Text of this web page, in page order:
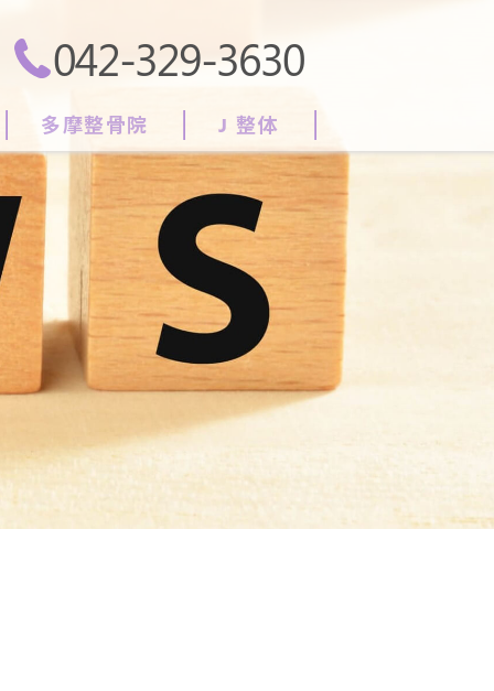
042-329-3630
多摩整骨院 J 整体